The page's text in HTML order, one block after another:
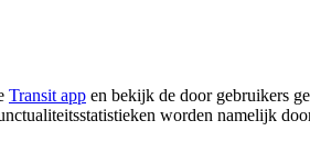
Transit app en bekijk de door gebruikers
worden namelijk